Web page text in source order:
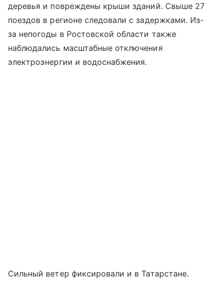
деревья и повреждены крыши зданий. Свыше 27
поездов в регионе следовали с задержками. Из-
за непогоды в Ростовской области также
наблюдались масштабные отключения
электроэнергии и водоснабжения.
Сильный ветер фиксировали и в Татарстане.